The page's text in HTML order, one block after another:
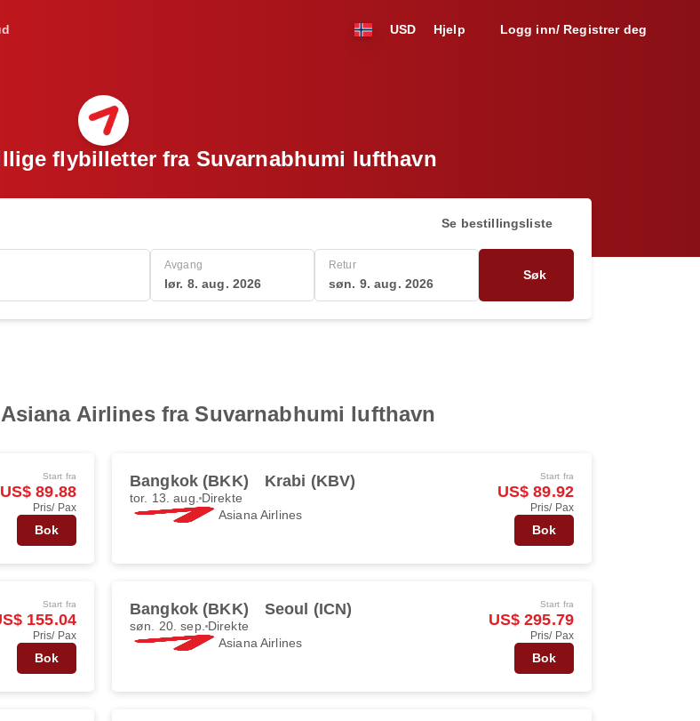
USD Hjelp Logg inn/ Registrer deg
flybilletter fra Suvarnabhumi lufthavn
Se bestillingsliste
Avgang
lør. 8. aug. 2026
Retur
søn. 9. aug. 2026
Søk
Airlines fra Suvarnabhumi lufthavn
Start fra
US$ 89.88
Pris/ Pax
Bok
Bangkok (BKK) Krabi (KBV)
tor. 13. aug. Direkte
Asiana Airlines
Start fra
US$ 89.92
Pris/ Pax
Bok
Start fra
155.04
Pris/ Pax
Bok
Bangkok (BKK) Seoul (ICN)
søn. 20. sep. Direkte
Asiana Airlines
Start fra
US$ 295.79
Pris/ Pax
Bok